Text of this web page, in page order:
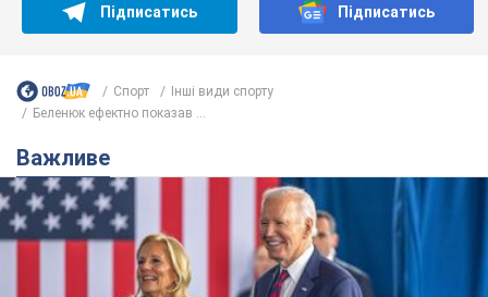
Підписатись Підписатись
Спорт
Інші види спорту
Беленюк ефектно показав ...
Важливе